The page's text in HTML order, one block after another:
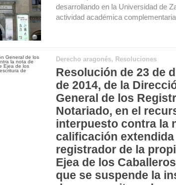
desarrollando en la Universidad de
actividad académica
Derecho aragonés, Resoluciones
Resolución de 23 de
de 2014, de la
General de los
Notariado, en el
interpuesto contra la
calificación extendida
registrador de la
Ejea de los
que se suspende la